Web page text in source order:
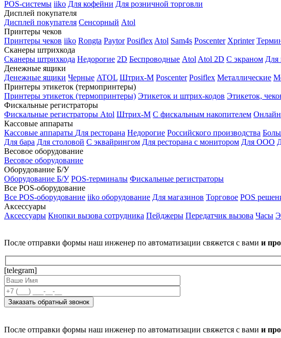
POS-системы iiko Для кофейни Для розничной торговли
Дисплей покупателя
Дисплей покупателя Сенсорный Atol
Принтеры чеков
Принтеры чеков iiko Rongta Paytor Posiflex Atol Sam4s Poscenter Xprinter
Сканеры штрихкода
Сканеры штрихкода Недорогие 2D Беспроводные Atol Atol 2D С экраном Для
Денежные ящики
Денежные ящики Черные ATOL Штрих-М Poscenter Posiflex Металлические
Принтеры этикеток (термопринтеры)
Принтеры этикеток (термопринтеры) Этикеток и штрих-кодов Этикеток,
Фискальные регистраторы
Фискальные регистраторы Atol Штрих-М С фискальным накопителем Онлайн
Кассовые аппараты
Кассовые аппараты Для ресторана Недорогие Российского производства
Для бара Для столовой С эквайрингом Для ресторана с монитором Для ООО
Весовое оборудование
Весовое оборудование
Оборудование Б/У
Оборудование Б/У POS-терминалы Фискальные регистраторы
Все POS-оборудование
Все POS-оборудование iiko оборудование Для магазинов Торговое POS
Аксессуары
Аксессуары Кнопки вызова сотрудника Пейджеры Передатчик вызова Часы
После отправки формы наш инженер по автоматизации свяжется с вами и
[telegram]
После отправки формы наш инженер по автоматизации свяжется с вами и